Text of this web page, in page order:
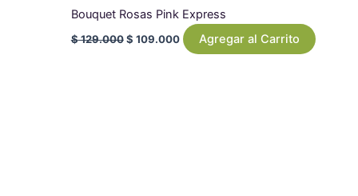
Bouquet Rosas Pink Express
$129.000 $ 109.000 Agregar al Carrito